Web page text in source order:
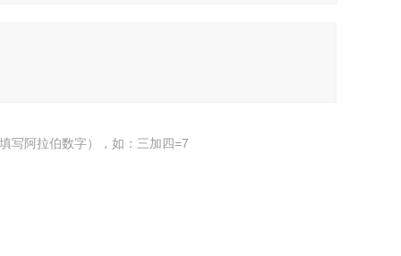
写阿拉伯数字），如：三加四=7